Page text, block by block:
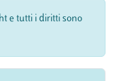
e tutti i diritti sono